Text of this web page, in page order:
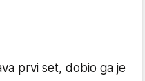
prvi set, dobio ga je